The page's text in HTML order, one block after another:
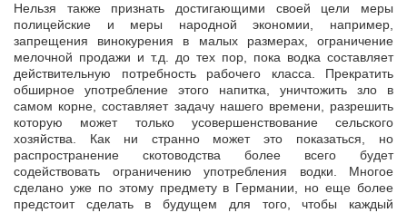
Нельзя также признать достигающими своей цели меры
полицейские и меры народной экономии, например,
запрещения винокурения в малых размерах, ограничение
мелочной продажи и т.д. до тех пор, пока водка составляет
действительную потребность рабочего класса. Прекратить
обширное употребление этого напитка, уничтожить зло в
самом корне, составляет задачу нашего времени, разрешить
которую может только усовершенствование сельского
хозяйства. Как ни странно может это показаться, но
распространение скотоводства более всего будет
содействовать ограничению употребления водки. Многое
сделано уже по этому предмету в Германии, но еще более
предстоит сделать в будущем для того, чтобы каждый